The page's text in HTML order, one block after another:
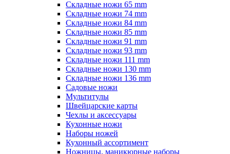
Складные ножи 65 mm
Складные ножи 74 mm
Складные ножи 84 mm
Складные ножи 85 mm
Складные ножи 91 mm
Складные ножи 93 mm
Складные ножи 111 mm
Складные ножи 130 mm
Складные ножи 136 mm
Садовые ножи
Мультитулы
Швейцарские карты
Чехлы и аксессуары
Кухонные ножи
Наборы ножей
Кухонный ассортимент
Ножницы, маникюрные наборы